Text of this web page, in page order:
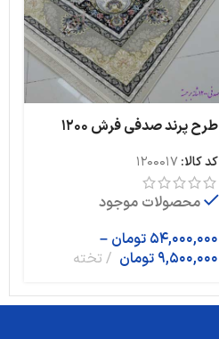
طرح پرند صدفی فرش 1200
کد کالا: 1200017
محصولات موجود
54,000,000 تومان –
9,500,000 تومان تخته